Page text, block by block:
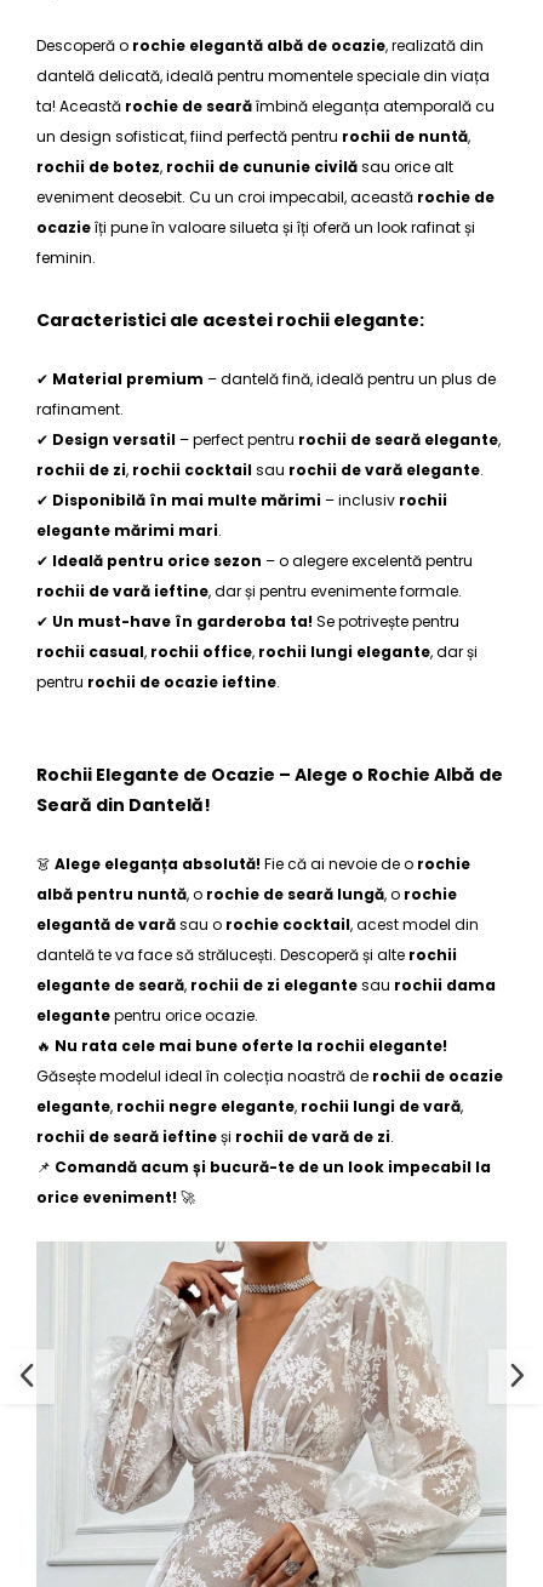
Descoperă o rochie elegantă albă de ocazie, realizată din
dantelă delicată, ideală pentru momentele speciale din viața
ta! Această rochie de searăîmbină eleganța atemporală cu
un design sofisticat, fiind perfectă pentru rochii de nuntă,
rochii de botez, rochii de cununie civilăsau orice alt
eveniment deosebit. Cu un croi impecabil, această rochie de
ocazieîți pune în valoare silueta și îți oferă un look rafinat și
feminin.
Caracteristici ale acestei rochii elegante:
✔ Material premium – dantelă fină, ideală pentru un plus de
rafinament.
✔ Design versatil– perfect pentru rochii de seară elegante,
rochii de zi, rochii cocktailsau rochii de vară elegante.
✔ Disponibilă în mai multe mărimi– inclusiv rochii
elegante mărimi mari.
✔ Ideală pentru orice sezon – o alegere excelentă pentru
rochii de vară ieftine, dar și pentru evenimente formale.
✔ Un must-have în garderoba ta!Se potrivește pentru
rochii casual, rochii office, rochii lungi elegante, dar și
pentru rochii de ocazie ieftine.
Rochii Elegante de Ocazie – Alege o Rochie Albă de
Seară din Dantelă!
👗 Alege eleganța absolută!Fie că ai nevoie de o rochie
albă pentru nuntă, o rochie de seară lungă, o rochie
elegantă de varăsau o rochie cocktail, acest model din
dantelă te va face să strălucești. Descoperă și alte rochii
elegante de seară, rochii de zi elegantesau rochii dama
elegantepentru orice ocazie.
🔥 Nu rata cele mai bune oferte la rochii elegante!
Găsește modelul ideal în colecția noastră de rochii de ocazie
elegante, rochii negre elegante, rochii lungi de vară,
rochii de seară ieftineși rochii de vară de zi.
📌 Comandă acum și bucură-te de un look impecabil la
orice eveniment!🚀